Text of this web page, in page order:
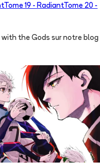
Tome 19 - RadiantTome 20 -
the Gods sur notre blog